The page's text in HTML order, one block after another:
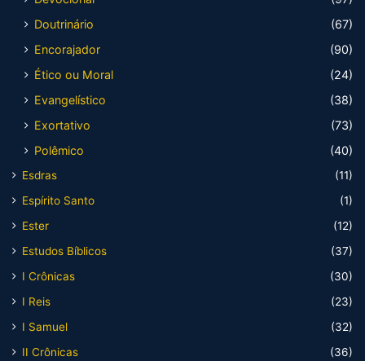
Doutrinário
(67)
Encorajador
(90)
Ético ou Moral
(24)
Evangelístico
(38)
Exortativo
(73)
Polêmico
(40)
Esdras
(11)
Espírito Santo
(1)
Ester
(12)
Estudos Bíblicos
(37)
I Crônicas
(30)
I Reis
(23)
I Samuel
(32)
II Crônicas
(36)